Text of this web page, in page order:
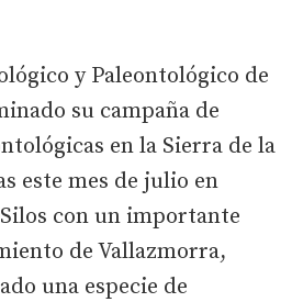
y Paleontológico de
su campaña de
en la Sierra de la
este mes de julio en
con un importante
de Vallazmorra,
una especie de